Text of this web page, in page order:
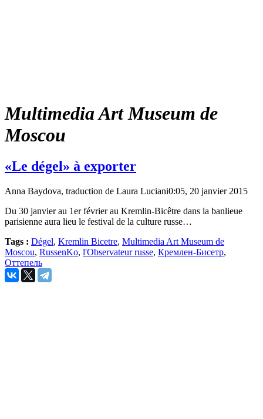
Multimedia Art Museum de
Moscou
«Le dégel» à exporter
Anna Baydova, traduction de Laura Luciani0:05, 20 janvier 2015
Du 30 janvier au 1er février au Kremlin-Bicêtre dans la banlieue
parisienne aura lieu le festival de la culture russe…
Tags : Dégel, Kremlin Bicetre, Multimedia Art Museum de
Moscou, RussenKo, l'Observateur russe, Кремлен-Бисетр,
Оттепель